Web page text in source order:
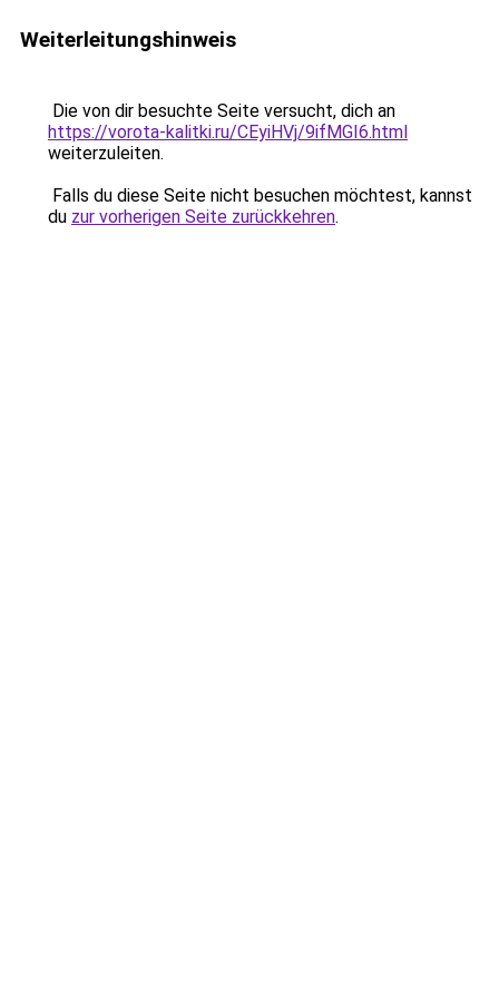
Weiterleitungshinweis
Die von dir besuchte Seite versucht, dich an
https://vorota-kalitki.ru/CEyiHVj/9ifMGI6.html
weiterzuleiten.
Falls du diese Seite nicht besuchen möchtest, kannst
du zur vorherigen Seite zurückkehren.